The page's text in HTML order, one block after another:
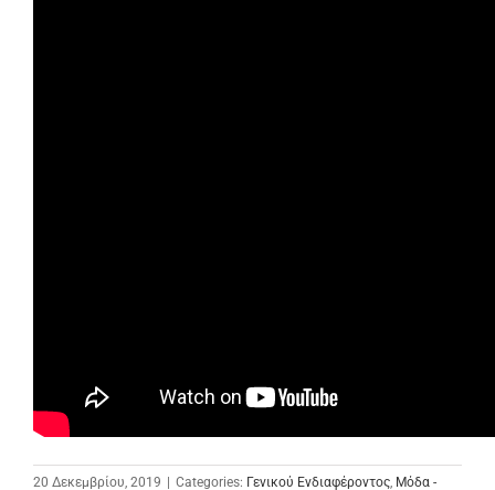
20 Δεκεμβρίου, 2019 | Categories: Γενικού Ενδιαφέροντος Μόδα -